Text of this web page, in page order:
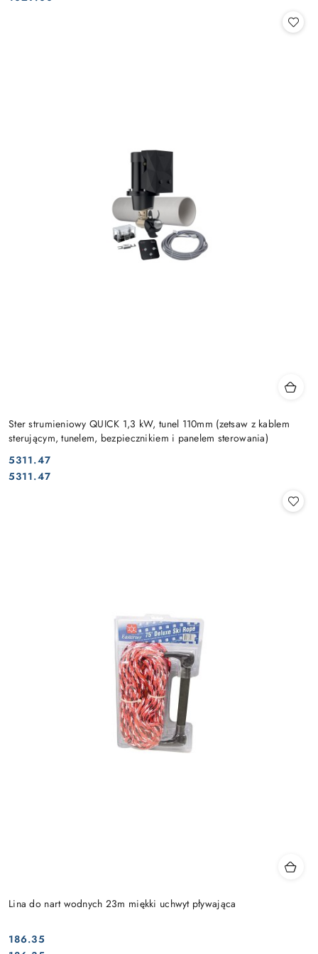
Ster strumieniowy QUICK 1,3 kW, tunel 110mm (zetsaw z kablem
sterującym, tunelem, bezpiecznikiem i panelem sterowania)
Cena:
5311.47
Cena:
5311.47
Lina do nart wodnych 23m miękki uchwyt pływająca
186.35